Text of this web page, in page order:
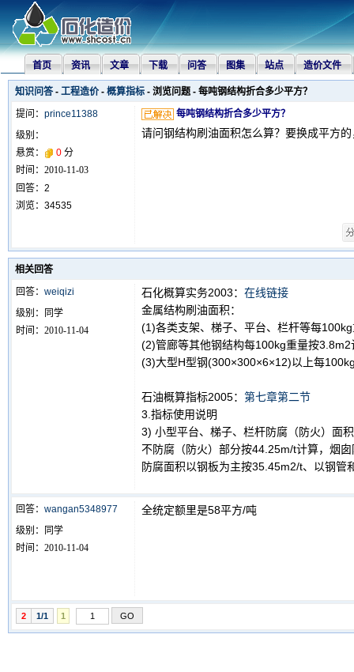
首页 资讯 文章 下载 问答 图集 站点 造价文件
知识问答- 工程造价 - 概算指标 - 浏览问题 - 每吨钢结构折合多少平方？
提问： prince11388
级别：
悬赏：
0 分
时间： 2010-11-03
回答： 2
浏览： 34535
每吨钢结构折合多少平方？
请问钢结构刷油面积怎么算？要换成平方
相关回答
回答： weiqizi
级别：
同学
时间： 2010-11-04
石化概算实务2003： 在线链接
金属结构刷油面积：
(1)各类支架、梯子、平台、栏杆等每
(2)管廊等其他钢结构每100kg重量按3.8m2
(3)大型H型钢(300×300×6×12)以上每
石油概算指标2005： 第七章第二节
3.指标使用说明
3) 小型平台、梯子、栏杆防腐（防火）面
不防腐（防火）部分按44.25m/t计算，烟
防腐面积以钢板为主按35.45m2/t、以钢管
回答： wangan5348977
级别：
同学
时间： 2010-11-04
全统定额里是58平方/吨
2 1/1 1